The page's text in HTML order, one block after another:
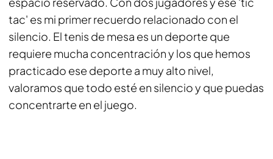
tac' es mi primer recuerdo relacionado con el
silencio. El tenis de mesa es un deporte que
requiere mucha concentración y los que hemos
practicado ese deporte a muy alto nivel,
valoramos que todo esté en silencio y que puedas
concentrarte en el juego.